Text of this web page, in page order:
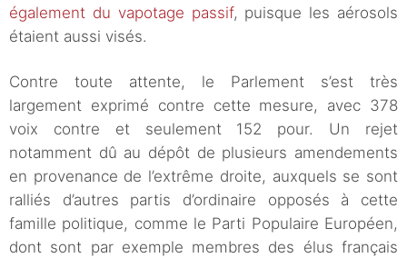
également du vapotage passif, puisque les aérosols
étaient aussi visés.
Contre toute attente, le Parlement s’est très
largement exprimé contre cette mesure, avec 378
voix contre et seulement 152 pour. Un rejet
notamment dû au dépôt de plusieurs amendements
en provenance de l’extrême droite, auxquels se sont
ralliés d’autres partis d’ordinaire opposés à cette
famille politique, comme le Parti Populaire Européen,
dont sont par exemple membres des élus français